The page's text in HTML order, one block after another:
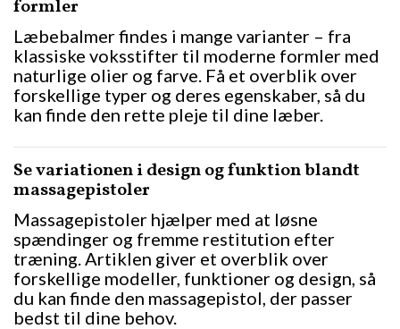
formler
Læbebalmer findes i mange varianter – fra
klassiske voksstifter til moderne formler med
naturlige olier og farve. Få et overblik over
forskellige typer og deres egenskaber, så du
kan finde den rette pleje til dine læber.
Se variationen i design og funktion blandt
massagepistoler
Massagepistoler hjælper med at løsne
spændinger og fremme restitution efter
træning. Artiklen giver et overblik over
forskellige modeller, funktioner og design, så
du kan finde den massagepistol, der passer
bedst til dine behov.